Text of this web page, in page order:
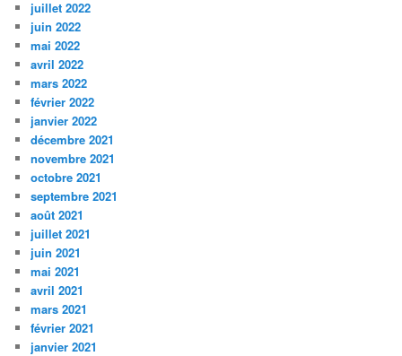
juillet 2022
juin 2022
mai 2022
avril 2022
mars 2022
février 2022
janvier 2022
décembre 2021
novembre 2021
octobre 2021
septembre 2021
août 2021
juillet 2021
juin 2021
mai 2021
avril 2021
mars 2021
février 2021
janvier 2021